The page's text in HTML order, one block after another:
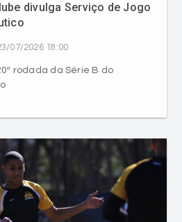
divulga Serviço de Jogo
07/2026 18:00
rodada da Série B do